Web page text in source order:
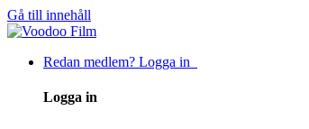
Gå till innehåll
Redan medlem? Logga in
Logga in